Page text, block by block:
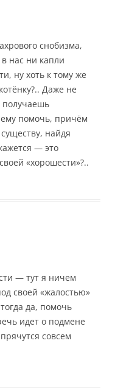
снобизма,
нас ни капли
ну хоть к тому же
Даже не
получаешь
ему помочь, причём
найдя
— это
«хорошести»?..
— тут я ничем
своей «жалостью»
да, помочь
идет о подмене
совсем